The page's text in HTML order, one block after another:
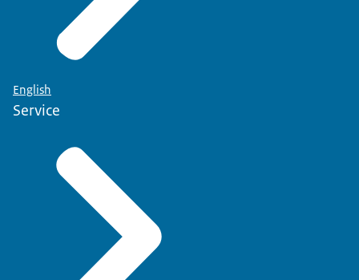
English
Service